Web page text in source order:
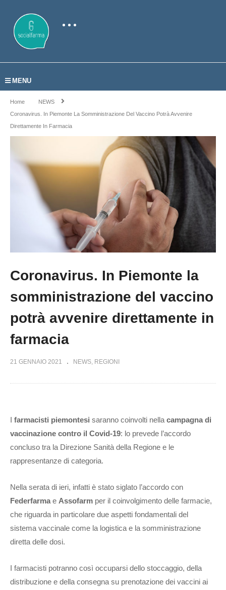
MENU
Home
NEWS
Coronavirus. In Piemonte La Somministrazione Del Vaccino Potrà Avvenire
Direttamente In Farmacia
Coronavirus. In Piemonte la
somministrazione del vaccino
potrà avvenire direttamente in
farmacia
21 GENNAIO 2021 NEWS REGIONI
I farmacisti piemontesi saranno coinvolti nella campagna di
vaccinazione contro il Covid-19: lo prevede l’accordo
concluso tra la Direzione Sanità della Regione e le
rappresentanze di categoria.
Nella serata di ieri, infatti è stato siglato l’accordo con
Federfarma e Assofarm per il coinvolgimento delle farmacie,
che riguarda in particolare due aspetti fondamentali del
sistema vaccinale come la logistica e la somministrazione
diretta delle dosi.
I farmacisti potranno così occuparsi dello stoccaggio, della
distribuzione e della consegna su prenotazione dei vaccini ai